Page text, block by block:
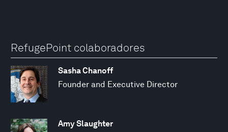
RefugePoint colaboradores
Sasha Chanoff
Founder and Executive Director
Amy Slaughter